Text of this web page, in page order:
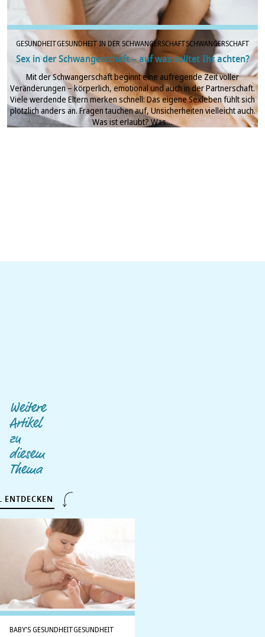
GESUNDHEITGESUNDHEIT IN DER SCHWANGERSCHAFTSCHWANGERSCHAFT
Sex in der Schwangerschaft – auf was solltet Ihr achten?
Mit der Schwangerschaft beginnt eine aufregende Zeit voller
Veränderungen – körperlich, emotional und auch in der Partnerschaft.
Viele werdende Eltern merken schnell: Das eigene Sexleben fühlt sich
plötzlich anders an. Fragen tauchen auf, Unsicherheiten vielleicht auch.
Was ist erlaubt? Was…
Weitere
Artikel
zu
diesem
Thema
BABY'S GESUNDHEITGESUNDHEIT